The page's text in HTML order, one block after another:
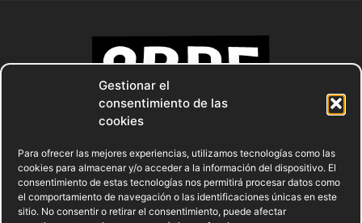
Gestionar el
consentimiento de las
cookies
Para ofrecer las mejores experiencias, utilizamos tecnologías como las
cookies para almacenar y/o acceder a la información del dispositivo. El
consentimiento de estas tecnologías nos permitirá procesar datos como
el comportamiento de navegación o las identificaciones únicas en este
sitio. No consentir o retirar el consentimiento, puede afectar